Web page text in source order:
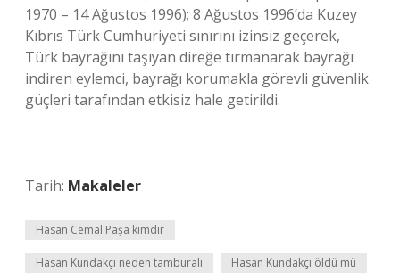
1970 – 14 Ağustos 1996); 8 Ağustos 1996’da Kuzey
Kıbrıs Türk Cumhuriyeti sınırını izinsiz geçerek,
Türk bayrağını taşıyan direğe tırmanarak bayrağı
indiren eylemci, bayrağı korumakla görevli güvenlik
güçleri tarafından etkisiz hale getirildi.
Tarih: Makaleler
Hasan Cemal Paşa kimdir
Hasan Kundakçı neden tamburalı Hasan Kundakçı öldü mü